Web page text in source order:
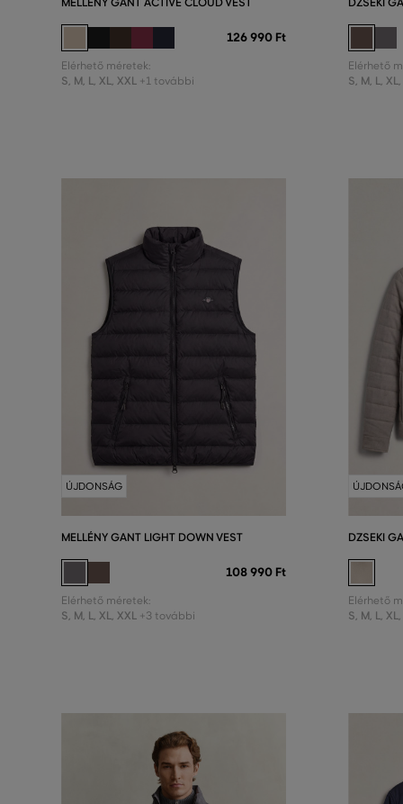
126 990 Ft
Elérhető méretek:
S, M, L, XL, XXL +1 további
Elérhető
S, M, L, XL,
ÚJDONSÁG
MELLÉNY GANT LIGHT DOWN VEST
108 990 Ft
Elérhető méretek:
S, M, L, XL, XXL +3 további
DZSEKI
Elérhető
S, M, L, XL,